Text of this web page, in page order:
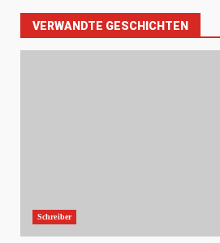
VERWANDTE GESCHICHTEN
Schreiber